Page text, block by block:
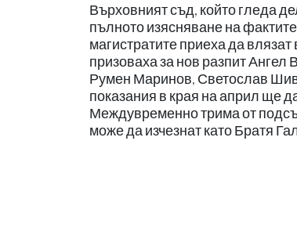
Върховният съд, който гледа
пълното изясняване на
магистратите приеха да
призоваха за нов разпит Ангел
Румен Маринов, Светослав
показания в края на април ще
Междувременно трима от
може да изчезнат като Братя